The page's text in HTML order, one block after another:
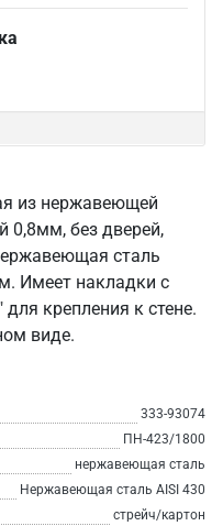
из нержавеющей
0,8мм, без дверей,
сталь
Имеет накладки с
крепления к стене.
виде.
333-93074
ПН-423/1800
нержавеющая сталь
Нержавеющая сталь AISI 430
стрейч/картон